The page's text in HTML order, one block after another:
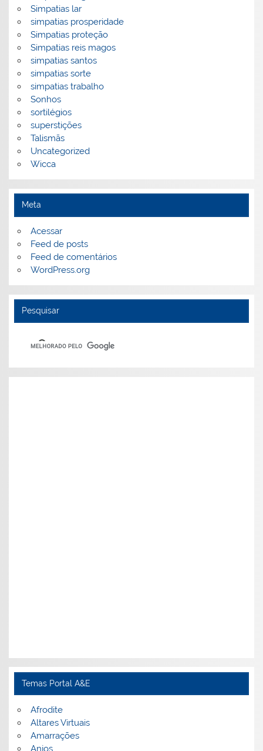
Simpatias lar
simpatias prosperidade
Simpatias proteção
Simpatias reis magos
simpatias santos
simpatias sorte
simpatias trabalho
Sonhos
sortilégios
superstições
Talismãs
Uncategorized
Wicca
Meta
Acessar
Feed de posts
Feed de comentários
WordPress.org
Pesquisar
Temas Portal A&E
Afrodite
Altares Virtuais
Amarrações
Anjos